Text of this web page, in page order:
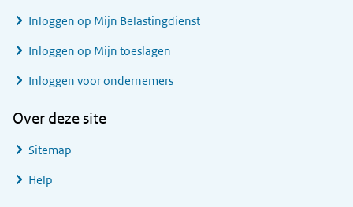
Inloggen op Mijn Belastingdienst
Inloggen op Mijn toeslagen
Inloggen voor ondernemers
Over deze site
Sitemap
Help